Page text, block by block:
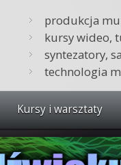
produkcja
kursy wideo,
syntezatory,
technologia
Kursy i warsztaty
Zobacz wszystkie